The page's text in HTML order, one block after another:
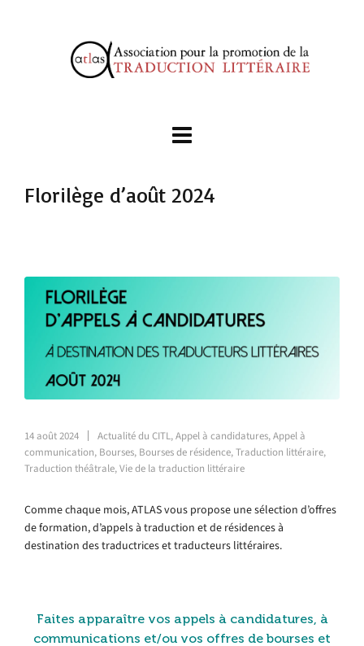
Florilège d’août 2024
14 août 2024 Actualité du CITL,Appel à candidatures,Appel à
communication, Bourses, Bourses de résidence,Traduction littéraire,
Traduction théâtrale,Vie de la traduction littéraire
Comme chaque mois, ATLAS vous propose une sélection d’offres
de formation, d’appels à traduction et de résidences à
destination des traductrices et traducteurs littéraires.
Faites apparaître vos appels à candidatures, à
communications et/ou vos offres de bourses et